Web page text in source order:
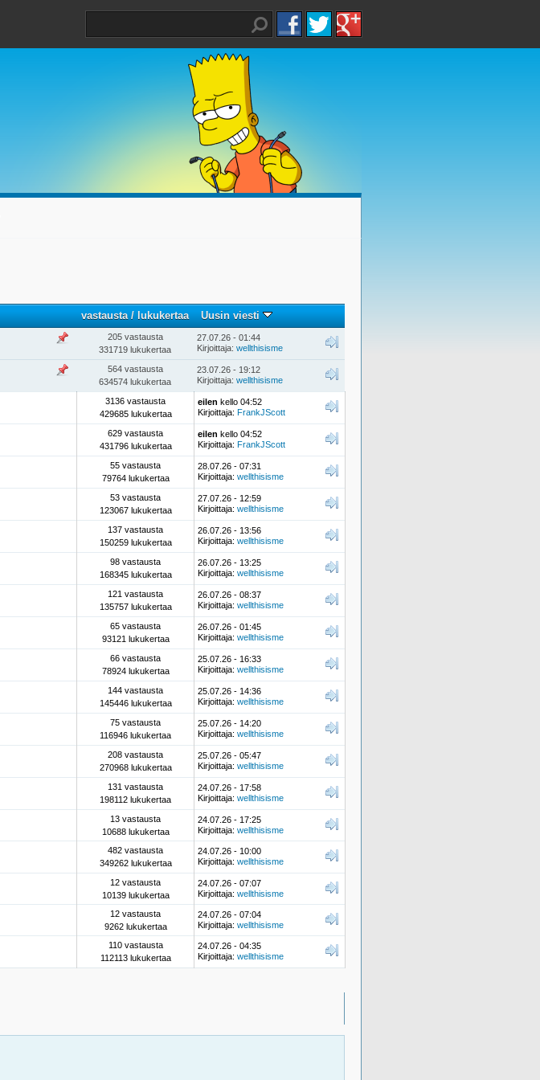
vastausta/lukukertaa Uusin viesti
205 vastausta
331719 lukukertaa
27.07.26 - 01:44
Kirjoittaja: wellthisisme
564 vastausta
634574 lukukertaa
23.07.26 - 19:12
Kirjoittaja: wellthisisme
3136 vastausta
429685 lukukertaa
eilen kello 04:52
Kirjoittaja: FrankJScott
629 vastausta
431796 lukukertaa
eilen kello 04:52
Kirjoittaja: FrankJScott
55 vastausta
79764 lukukertaa
28.07.26 - 07:31
Kirjoittaja: wellthisisme
53 vastausta
123067 lukukertaa
27.07.26 - 12:59
Kirjoittaja: wellthisisme
137 vastausta
150259 lukukertaa
26.07.26 - 13:56
Kirjoittaja: wellthisisme
98 vastausta
168345 lukukertaa
26.07.26 - 13:25
Kirjoittaja: wellthisisme
121 vastausta
135757 lukukertaa
26.07.26 - 08:37
Kirjoittaja: wellthisisme
65 vastausta
93121 lukukertaa
26.07.26 - 01:45
Kirjoittaja: wellthisisme
66 vastausta
78924 lukukertaa
25.07.26 - 16:33
Kirjoittaja: wellthisisme
144 vastausta
145446 lukukertaa
25.07.26 - 14:36
Kirjoittaja: wellthisisme
75 vastausta
116946 lukukertaa
25.07.26 - 14:20
Kirjoittaja: wellthisisme
208 vastausta
270968 lukukertaa
25.07.26 - 05:47
Kirjoittaja: wellthisisme
131 vastausta
198112 lukukertaa
24.07.26 - 17:58
Kirjoittaja: wellthisisme
13 vastausta
10688 lukukertaa
24.07.26 - 17:25
Kirjoittaja: wellthisisme
482 vastausta
349262 lukukertaa
24.07.26 - 10:00
Kirjoittaja: wellthisisme
12 vastausta
10139 lukukertaa
24.07.26 - 07:07
Kirjoittaja: wellthisisme
12 vastausta
9262 lukukertaa
24.07.26 - 07:04
Kirjoittaja: wellthisisme
110 vastausta
112113 lukukertaa
24.07.26 - 04:35
Kirjoittaja: wellthisisme